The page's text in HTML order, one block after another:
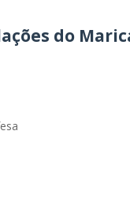
do